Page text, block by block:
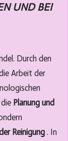
UND BEI
Durch den
Arbeit der
Planung und
Reinigung . In